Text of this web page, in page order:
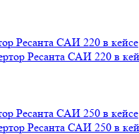
Ресанта САИ 220 в кейсе
Ресанта САИ 250 в кейсе